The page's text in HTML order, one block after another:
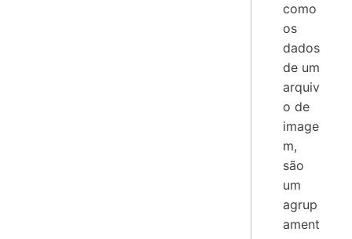
como
os
dados
de um
arquiv
o de
image
m,
são
um
agrup
ament